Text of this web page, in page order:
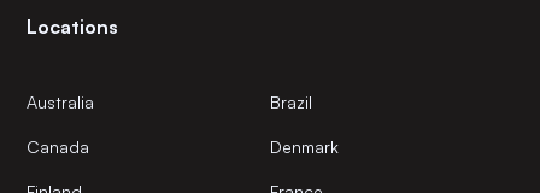
Locations
Australia Brazil
Canada Denmark